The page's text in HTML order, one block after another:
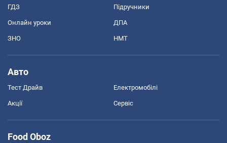
ГДЗ Підручники
Онлайн уроки ДПА
ЗНО НМТ
Авто
Тест Драйв Електромобілі
Акції Сервіс
Food Oboz